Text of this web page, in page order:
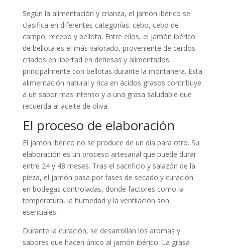
Según la alimentación y crianza, el jamón ibérico se
clasifica en diferentes categorías: cebo, cebo de
campo, recebo y bellota. Entre ellos, el jamón ibérico
de bellota es el más valorado, proveniente de cerdos
criados en libertad en dehesas y alimentados
principalmente con bellotas durante la montanera. Esta
alimentación natural y rica en ácidos grasos contribuye
a un sabor más intenso y a una grasa saludable que
recuerda al aceite de oliva.
El proceso de elaboración
El jamón ibérico no se produce de un día para otro. Su
elaboración es un proceso artesanal que puede durar
entre 24 y 48 meses. Tras el sacrificio y salazón de la
pieza, el jamón pasa por fases de secado y curación
en bodegas controladas, donde factores como la
temperatura, la humedad y la ventilación son
esenciales.
Durante la curación, se desarrollan los aromas y
sabores que hacen único al jamón ibérico. La grasa